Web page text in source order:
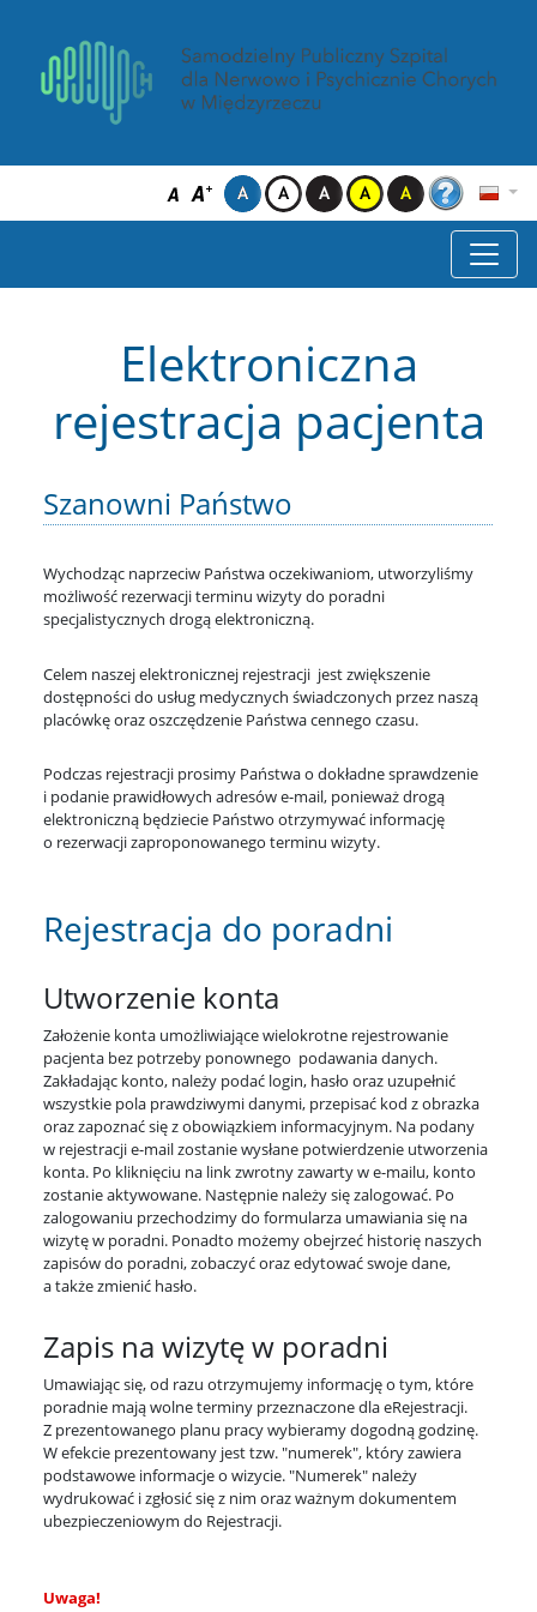
Elektroniczna
rejestracja pacjenta
Szanowni Państwo
Wychodząc naprzeciw Państwa oczekiwaniom, utworzyliśmy
możliwość rezerwacji terminu wizyty do poradni
specjalistycznych drogą elektroniczną.
Celem naszej elektronicznej rejestracji jest zwiększenie
dostępności do usług medycznych świadczonych przez naszą
placówkę oraz oszczędzenie Państwa cennego czasu.
Podczas rejestracji prosimy Państwa o dokładne sprawdzenie
i podanie prawidłowych adresów e-mail, ponieważ drogą
elektroniczną będziecie Państwo otrzymywać informację
o rezerwacji zaproponowanego terminu wizyty.
Rejestracja do poradni
Utworzenie konta
Założenie konta umożliwiające wielokrotne rejestrowanie
pacjenta bez potrzeby ponownego podawania danych.
Zakładając konto, należy podać login, hasło oraz uzupełnić
wszystkie pola prawdziwymi danymi, przepisać kod z obrazka
oraz zapoznać się z obowiązkiem informacyjnym. Na podany
w rejestracji e-mail zostanie wysłane potwierdzenie utworzenia
konta. Po kliknięciu na link zwrotny zawarty w e-mailu, konto
zostanie aktywowane. Następnie należy się zalogować. Po
zalogowaniu przechodzimy do formularza umawiania się na
wizytę w poradni. Ponadto możemy obejrzeć historię naszych
zapisów do poradni, zobaczyć oraz edytować swoje dane,
a także zmienić hasło.
Zapis na wizytę w poradni
Umawiając się, od razu otrzymujemy informację o tym, które
poradnie mają wolne terminy przeznaczone dla eRejestracji.
Z prezentowanego planu pracy wybieramy dogodną godzinę.
W efekcie prezentowany jest tzw. "numerek", który zawiera
podstawowe informacje o wizycie. "Numerek" należy
wydrukować i zgłosić się z nim oraz ważnym dokumentem
ubezpieczeniowym do Rejestracji.
Uwaga!